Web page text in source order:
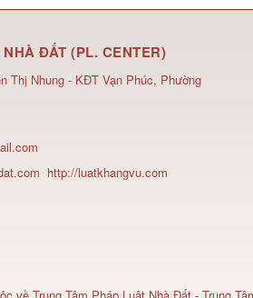
ĐẤT (PL. CENTER)
Thị Nhung - KĐT Vạn Phúc, Phường
http://luatkhangvu.com